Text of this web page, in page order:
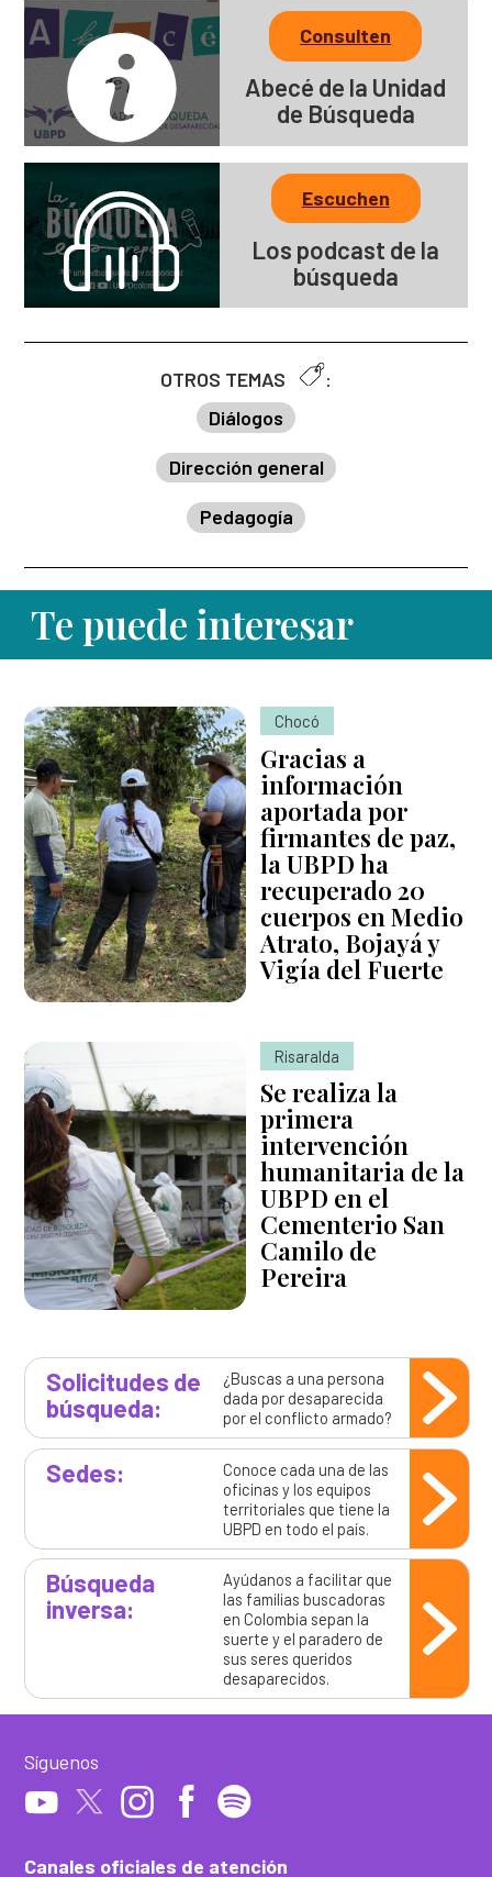
Consulten
Abecé de la Unidad
de Búsqueda
Escuchen
Los podcast de la
búsqueda
OTROS TEMAS
:
Diálogos
Dirección general
Pedagogía
Te puede interesar
Chocó
Gracias a
información
aportada por
firmantes de paz,
la UBPD ha
recuperado 20
cuerpos en Medio
Atrato, Bojayá y
Vigía del Fuerte
Risaralda
Se realiza la
primera
intervención
humanitaria de la
UBPD en el
Cementerio San
Camilo de
Pereira
Solicitudes de
búsqueda:
¿Buscas a una persona
dada por desaparecida
por el conflicto armado?
Sedes:
Conoce cada una de las
oficinas y los equipos
territoriales que tiene la
UBPD en todo el país.
Búsqueda
inversa:
Ayúdanos a facilitar que
las familias buscadoras
en Colombia sepan la
suerte y el paradero de
sus seres queridos
desaparecidos.
Canales oficiales de atención
Síguenos